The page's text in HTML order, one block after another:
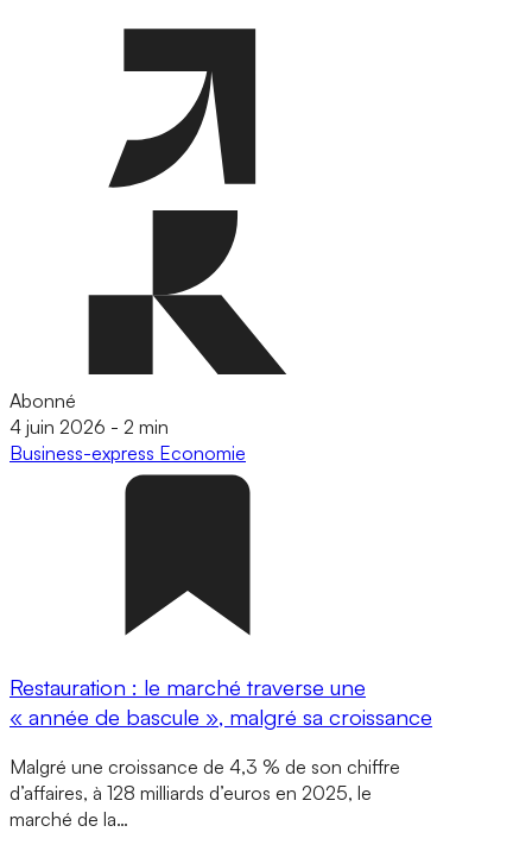
Abonné
4 juin 2026 - 2 min
Business-express Economie
Restauration : le marché traverse une
« année de bascule », malgré sa croissance
Malgré une croissance de 4,3 % de son chiffre
d’affaires, à 128 milliards d’euros en 2025, le
marché de la…